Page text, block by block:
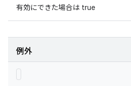
有効にできた場合は true
例外